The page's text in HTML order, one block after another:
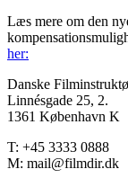
Læs mere om den
her:
Danske
Linnésgade 25, 2.
1361 København K
T: +45 3333 0888
M: mail@filmdir.dk